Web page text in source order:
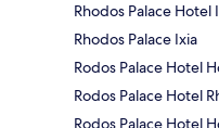
Rhodos Palace Hotel
Rhodos Palace Ixia
Rodos Palace Hotel
Rodos Palace Hotel
Rodos Palace Hotel